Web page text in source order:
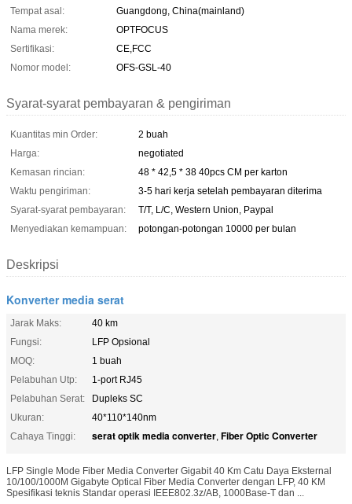
Tempat asal:
Guangdong, China(mainland)
Nama merek:
OPTFOCUS
Sertifikasi:
CE,FCC
Nomor model:
OFS-GSL-40
Syarat-syarat pembayaran & pengiriman
Kuantitas min Order:
2 buah
Harga:
negotiated
Kemasan rincian:
48 * 42,5 * 38 40pcs CM per karton
Waktu pengiriman:
3-5 hari kerja setelah pembayaran diterima
Syarat-syarat pembayaran:
T/T, L/C, Western Union, Paypal
Menyediakan kemampuan:
potongan-potongan 10000 per bulan
Deskripsi
Konverter media serat
Jarak Maks:
40 km
Fungsi:
LFP Opsional
MOQ:
1 buah
Pelabuhan Utp:
1-port RJ45
Pelabuhan Serat:
Dupleks SC
Ukuran:
40*110*140nm
Cahaya Tinggi:
serat optik media converter, Fiber Optic Converter
LFP Single Mode Fiber Media Converter Gigabit 40 Km Catu Daya Eksternal
10/100/1000M Gigabyte Optical Fiber Media Converter dengan LFP, 40 KM
Spesifikasi teknis Standar operasi IEEE802.3z/AB, 1000Base-T dan ...